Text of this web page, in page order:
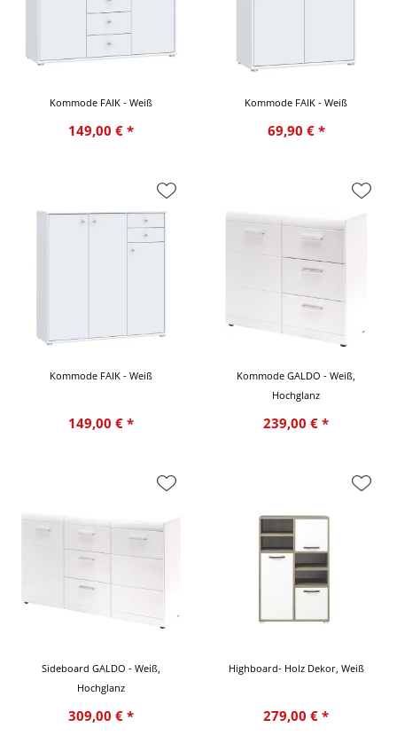
Kommode FAIK - Weiß
149,00 € *
Kommode FAIK - Weiß
69,90 € *
Kommode FAIK - Weiß
149,00 € *
Kommode GALDO - Weiß,
Hochglanz
239,00 € *
Sideboard GALDO - Weiß,
Hochglanz
309,00 € *
Highboard- Holz Dekor, Weiß
279,00 € *